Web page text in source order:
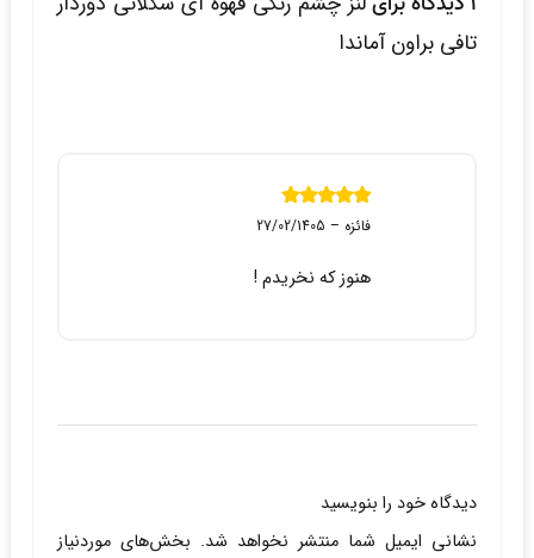
تافی براون آماندا
نمره5 از 5 فائزه –
27/02/1405
هنوز که نخریدم !
دیدگاه خود را بنویسید
نشانی ایمیل شما منتشر نخواهد شد. بخش‌های موردنیاز